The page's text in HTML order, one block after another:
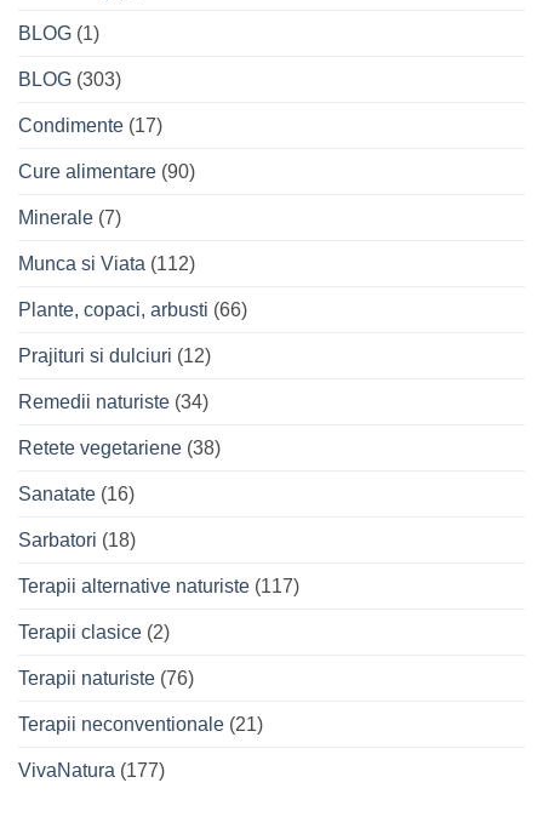
BLOG (1)
BLOG (303)
Condimente (17)
Cure alimentare (90)
Minerale (7)
Munca si Viata (112)
Plante, copaci, arbusti (66)
Prajituri si dulciuri (12)
Remedii naturiste (34)
Retete vegetariene (38)
Sanatate (16)
Sarbatori (18)
Terapii alternative naturiste (117)
Terapii clasice (2)
Terapii naturiste (76)
Terapii neconventionale (21)
VivaNatura (177)